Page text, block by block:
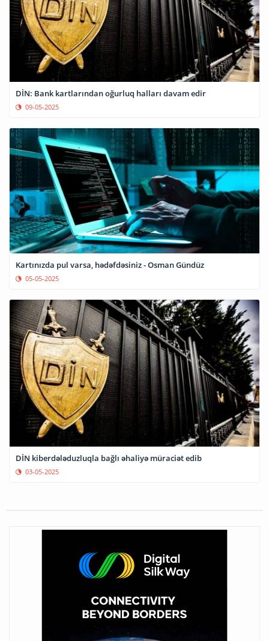
DİN: Bank kartlarından oğurluq halları davam edir
09-05-2025
Kartınızda pul varsa, hədəfdəsiniz - Osman Gündüz
05-05-2025
DİN kiberdələduzluqla bağlı əhaliyə müraciət edib
03-05-2025